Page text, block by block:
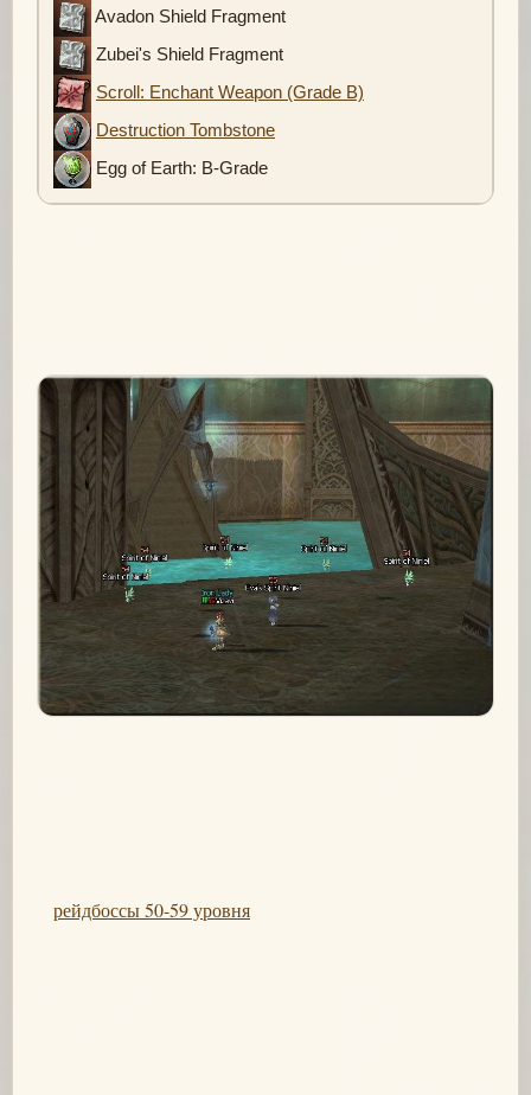
Avadon Shield Fragment
Zubei's Shield Fragment
Scroll: Enchant Weapon (Grade B)
Destruction Tombstone
Egg of Earth: B-Grade
рейдбоссы 50-59 уровня